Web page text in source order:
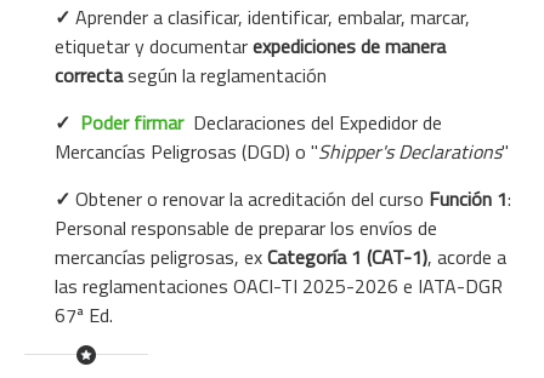
✓ Aprender a clasificar, identificar, embalar, marcar,
etiquetar y documentarexpediciones de manera
correctasegún la reglamentación
✓ Poder firmar Declaraciones del Expedidor de
Mercancías Peligrosas (DGD) o "Shipper's Declarations"
✓ Obtener o renovar la acreditación del curso Función 1:
Personal responsable de preparar los envíos de
mercancías peligrosas, exCategoría 1 (CAT-1), acorde a
las reglamentaciones OACI-TI 2025-2026 e IATA-DGR
67ª Ed.